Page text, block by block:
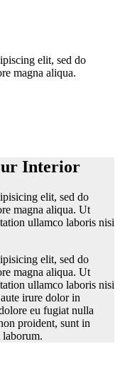
elit, sed do
magna aliqua.
Interior
elit, sed do
magna aliqua. Ut
ullamco laboris nisi
elit, sed do
magna aliqua. Ut
ullamco laboris nisi
irure dolor in
eu fugiat nulla
proident, sunt in